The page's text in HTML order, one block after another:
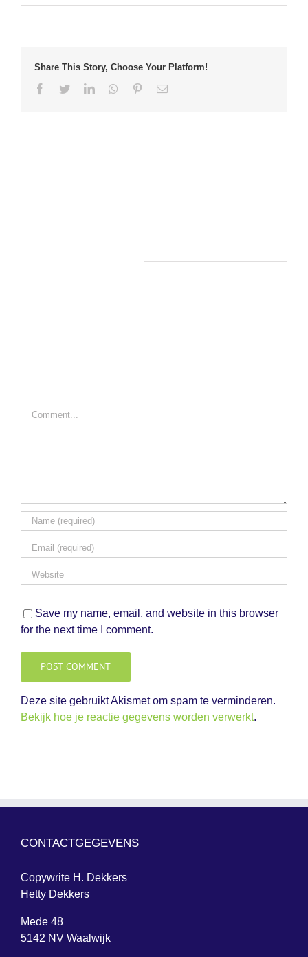
Share This Story, Choose Your Platform!
Facebook
TwitterLinkedInWhatsappPinterestEmail
Save my name, email, and website in this browser
for the next time I comment.
Deze site gebruikt Akismet om spam te verminderen.
Bekijk hoe je reactie gegevens worden verwerkt.
CONTACTGEGEVENS
Copywrite H. Dekkers
Hetty Dekkers
Mede 48
5142 NV Waalwijk